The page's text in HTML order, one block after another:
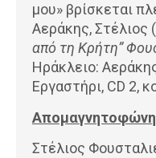
μου» βρίσκεται
Αεράκης, Στέλιος
από τη Κρήτη”
Ηράκλειο:
Εργαστήρι, CD 2,
Στέλιος